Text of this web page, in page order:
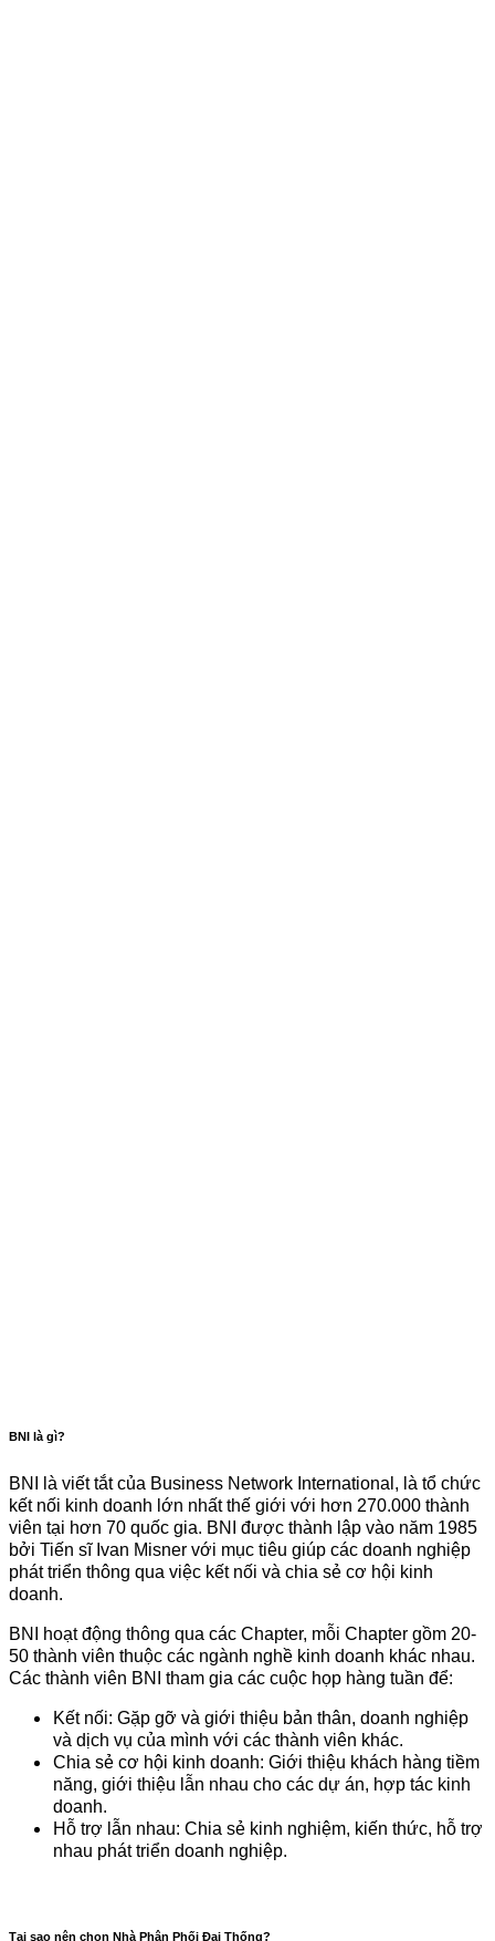
BNI là gì?
BNI là viết tắt của Business Network International, là tổ chức
kết nối kinh doanh lớn nhất thế giới với hơn 270.000 thành
viên tại hơn 70 quốc gia. BNI được thành lập vào năm 1985
bởi Tiến sĩ Ivan Misner với mục tiêu giúp các doanh nghiệp
phát triển thông qua việc kết nối và chia sẻ cơ hội kinh
doanh.
BNI hoạt động thông qua các Chapter, mỗi Chapter gồm 20-
50 thành viên thuộc các ngành nghề kinh doanh khác nhau.
Các thành viên BNI tham gia các cuộc họp hàng tuần để:
Kết nối: Gặp gỡ và giới thiệu bản thân, doanh nghiệp
và dịch vụ của mình với các thành viên khác.
Chia sẻ cơ hội kinh doanh: Giới thiệu khách hàng tiềm
năng, giới thiệu lẫn nhau cho các dự án, hợp tác kinh
doanh.
Hỗ trợ lẫn nhau: Chia sẻ kinh nghiệm, kiến thức, hỗ trợ
nhau phát triển doanh nghiệp.
Tại sao nên chọn Nhà Phân Phối Đại Thống?